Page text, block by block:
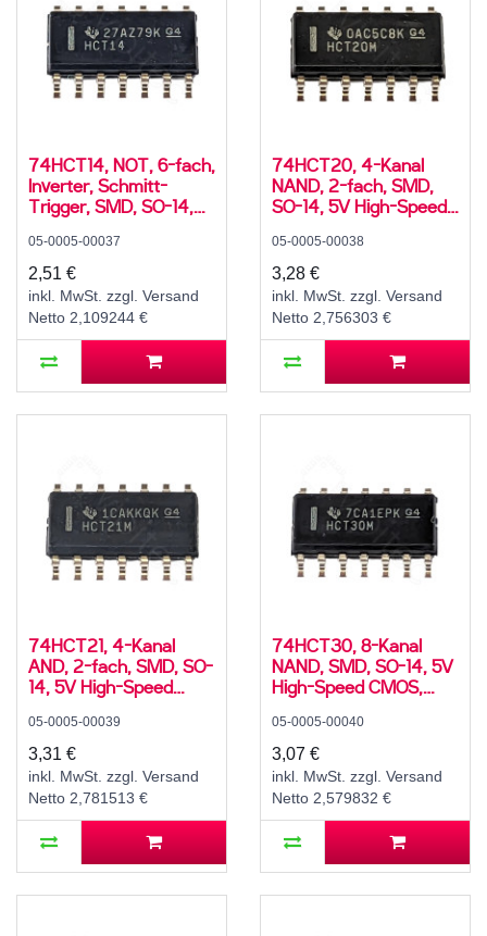
74HCT14, NOT, 6-fach,
Inverter, Schmitt-
Trigger, SMD, SO-14,
-40..85 °C
05-0005-00037
2,51 €
inkl. MwSt. zzgl. Versand
Netto 2,109244 €
74HCT20, 4-Kanal
NAND, 2-fach, SMD,
SO-14, 5V High-Speed
05-0005-00038
3,28 €
inkl. MwSt. zzgl. Versand
Netto 2,756303 €
74HCT21, 4-Kanal
AND, 2-fach, SMD, SO-
14, 5V High-Speed
05-0005-00039
3,31 €
inkl. MwSt. zzgl. Versand
Netto 2,781513 €
74HCT30, 8-Kanal
NAND, SMD, SO-14, 5V
High-Speed CMOS,
05-0005-00040
3,07 €
inkl. MwSt. zzgl. Versand
Netto 2,579832 €